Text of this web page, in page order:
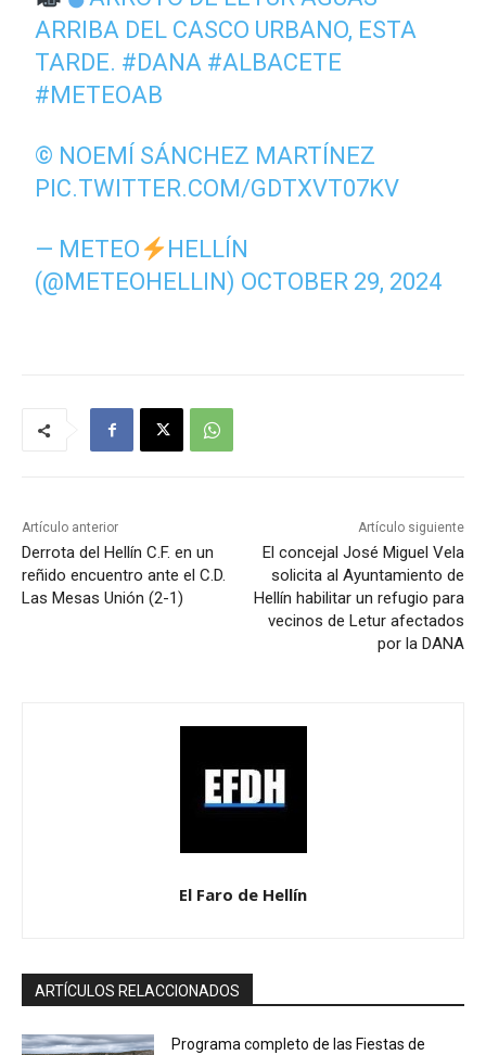
ARRIBA DEL CASCO URBANO, ESTA
TARDE. #DANA #ALBACETE
#METEOAB
© NOEMÍ SÁNCHEZ MARTÍNEZ
PIC.TWITTER.COM/GDTXVT07KV
— METEO
HELLÍN
(@METEOHELLIN) OCTOBER 29, 2024
Artículo anterior
Derrota del Hellín C.F. en un
reñido encuentro ante el C.D.
Las Mesas Unión (2-1)
Artículo siguiente
El concejal José Miguel Vela
solicita al Ayuntamiento de
Hellín habilitar un refugio para
vecinos de Letur afectados
por la DANA
El Faro de Hellín
ARTÍCULOS RELACCIONADOS
Programa completo de las Fiestas de